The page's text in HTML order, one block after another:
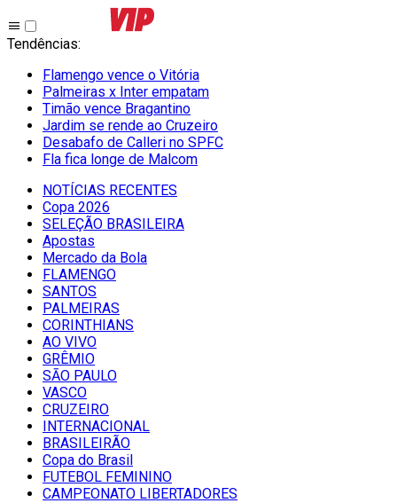
Tendências:
Flamengo vence o Vitória
Palmeiras x Inter empatam
Timão vence Bragantino
Jardim se rende ao Cruzeiro
Desabafo de Calleri no SPFC
Fla fica longe de Malcom
NOTÍCIAS RECENTES
Copa 2026
SELEÇÃO BRASILEIRA
Apostas
Mercado da Bola
FLAMENGO
SANTOS
PALMEIRAS
CORINTHIANS
AO VIVO
GRÊMIO
SĀO PAULO
VASCO
CRUZEIRO
INTERNACIONAL
BRASILEIRÃO
Copa do Brasil
FUTEBOL FEMININO
CAMPEONATO LIBERTADORES